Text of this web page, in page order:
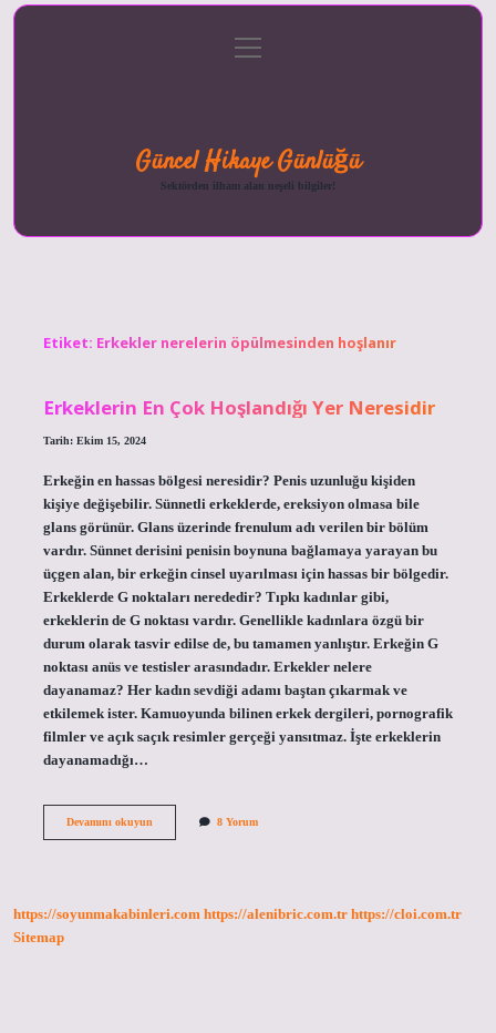
menüyü
aç
Güncel Hikaye Günlüğü
Sektörden ilham alan neşeli bilgiler!
Etiket: Erkekler nerelerin öpülmesinden hoşlanır
Erkeklerin En Çok Hoşlandığı Yer Neresidir
Tarih: Ekim 15, 2024
Erkeğin en hassas bölgesi neresidir? Penis uzunluğu kişiden
kişiye değişebilir. Sünnetli erkeklerde, ereksiyon olmasa bile
glans görünür. Glans üzerinde frenulum adı verilen bir bölüm
vardır. Sünnet derisini penisin boynuna bağlamaya yarayan bu
üçgen alan, bir erkeğin cinsel uyarılması için hassas bir bölgedir.
Erkeklerde G noktaları nerededir? Tıpkı kadınlar gibi,
erkeklerin de G noktası vardır. Genellikle kadınlara özgü bir
durum olarak tasvir edilse de, bu tamamen yanlıştır. Erkeğin G
noktası anüs ve testisler arasındadır. Erkekler nelere
dayanamaz? Her kadın sevdiği adamı baştan çıkarmak ve
etkilemek ister. Kamuoyunda bilinen erkek dergileri, pornografik
filmler ve açık saçık resimler gerçeği yansıtmaz. İşte erkeklerin
dayanamadığı…
Devamını okuyunErkeklerin
8 Yorum
https://soyunmakabinleri.com https://alenibric.com.tr https://cloi.com.tr
Sitemap